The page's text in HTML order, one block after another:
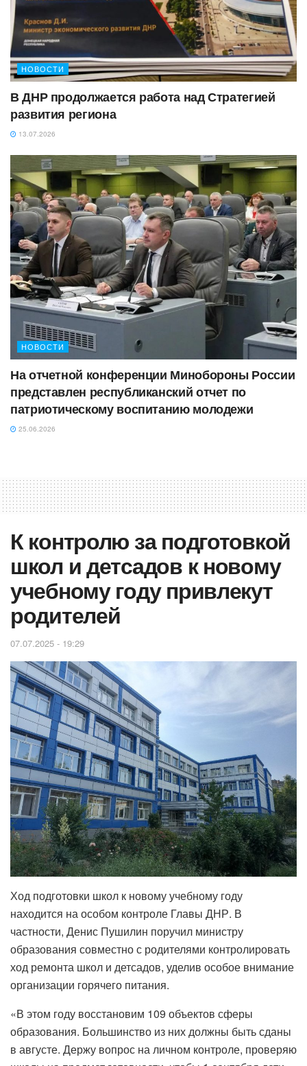
НОВОСТИ
‎В ДНР продолжается работа над Стратегией
развития региона
13.07.2026
НОВОСТИ
На отчетной конференции Минобороны России
представлен республиканский отчет по
патриотическому воспитанию молодежи
25.06.2026
К контролю за подготовкой
школ и детсадов к новому
учебному году привлекут
родителей
07.07.2025 - 19:29
Ход подготовки школ к новому учебному году
находится на особом контроле Главы ДНР. В
частности, Денис Пушилин поручил министру
образования совместно с родителями контролировать
ход ремонта школ и детсадов, уделив особое внимание
организации горячего питания.
«В этом году восстановим 109 объектов сферы
образования. Большинство из них должны быть сданы
в августе. Держу вопрос на личном контроле, проверяю